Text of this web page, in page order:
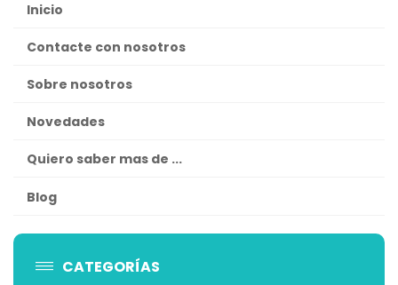
Inicio
Contacte con nosotros
Sobre nosotros
Novedades
Quiero saber mas de ...
Blog
CATEGORÍAS